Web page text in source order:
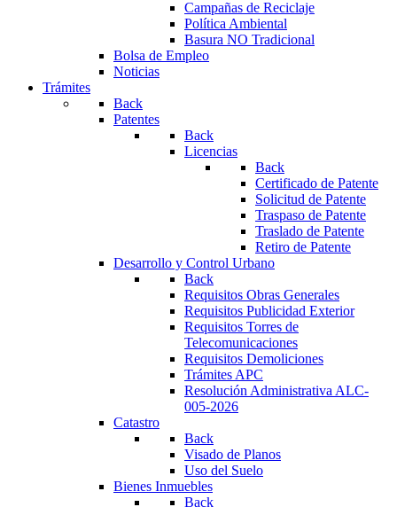
Campañas de Reciclaje
Política Ambiental
Basura NO Tradicional
Bolsa de Empleo
Noticias
Trámites
Back
Patentes
Back
Licencias
Back
Certificado de Patente
Solicitud de Patente
Traspaso de Patente
Traslado de Patente
Retiro de Patente
Desarrollo y Control Urbano
Back
Requisitos Obras Generales
Requisitos Publicidad Exterior
Requisitos Torres de
Telecomunicaciones
Requisitos Demoliciones
Trámites APC
Resolución Administrativa ALC-
005-2026
Catastro
Back
Visado de Planos
Uso del Suelo
Bienes Inmuebles
Back